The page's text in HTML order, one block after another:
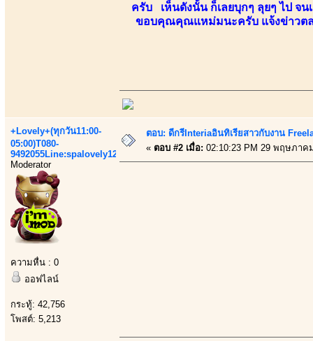
ครับ เห็นดังนั้น ก็เลยบุกๆ ลุยๆ ไป จ
ขอบคุณคุณแหม่มนะครับ แจ้งข่าวตล
+Lovely+(ทุกวัน11:00-
05:00)T080-
9492055Line:spalovely123
Moderator
ความหื่น : 0
ออฟไลน์
กระทู้: 42,756
โพสต์: 5,213
ตอบ: ดีกรีInteriaอินทิเรียสาวกับงาน
« ตอบ #2 เมื่อ: 02:10:23 PM 29 พฤษภาค